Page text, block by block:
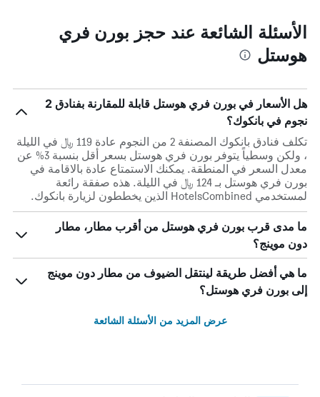
الأسئلة الشائعة عند حجز بورن فري
هوستل
هل الأسعار في بورن فري هوستل قابلة للمقارنة بفنادق 2
نجوم في بانكوك؟
تكلف فنادق بانكوك المصنفة 2 من النجوم عادة 119 ﷼ في الليلة
، ولكن وسطياً يتوفر بورن فري هوستل بسعر أقل بنسبة 3% عن
معدل السعر في المنطقة. يمكنك الاستمتاع عادة بالاقامة في
بورن فري هوستل بـ 124 ﷼ في الليلة. هذه صفقة رائعة
لمستخدمي HotelsCombined الذين يخططون لزيارة بانكوك.
ما مدى قرب بورن فري هوستل من أقرب مطار، مطار
دون موينج؟
ما هي أفضل طريقة لينتقل الضيوف من مطار دون موينج
إلى بورن فري هوستل؟
عرض المزيد من الأسئلة الشائعة